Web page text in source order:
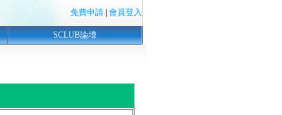
免費申請 會員登入
SCLUB論壇